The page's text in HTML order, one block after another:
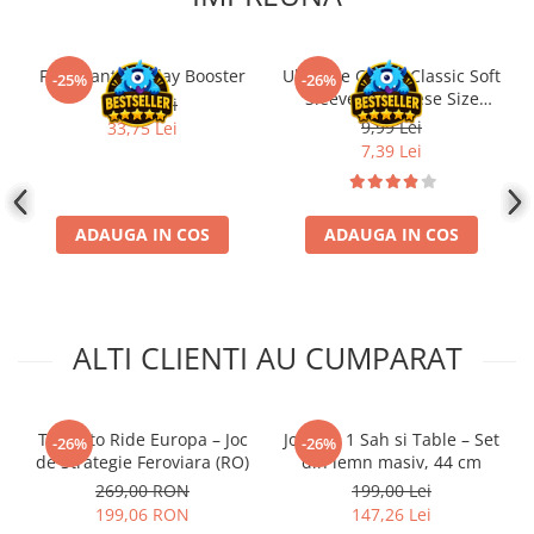
Altered
Star Wars Unlimited
UniVersus CCG
Riftbound League of Legends TCG
Hololive
Colectii Oficiale Topps si Panini si
Grand Archive TCG
Alte TCG-uri
Carti singles
-25%
Final Fantasy Play Booster
45,00 Lei
33,75 Lei
ADAUGA IN COS
-26%
Ultimate Guard Classic Soft
Sleeves Japanese Size
Transparent (100)
9,99 Lei
7,39 Lei
ADAUGA IN COS
ALTI CLIENTI AU CUMPARAT
-26%
Ticket to Ride Europa – Joc
de Strategie Feroviara (RO)
269,00 RON
199,06 RON
-26%
Joc 2 in 1 Sah si Table – Set
din lemn masiv, 44 cm
199,00 Lei
147,26 Lei